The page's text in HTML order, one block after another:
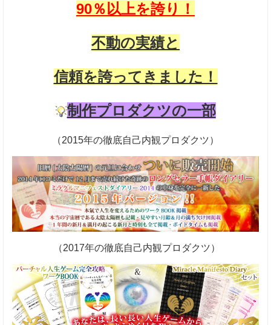
90％以上を誇り！
不動の実績と
信頼を誇ってきました！
制作プロダクツの一部
（2015年の徹底自己内観プロダクツ）
（2017年の徹底自己内観プロダクツ）